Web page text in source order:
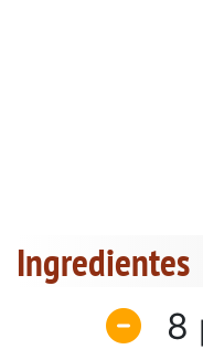
Ingredientes
8